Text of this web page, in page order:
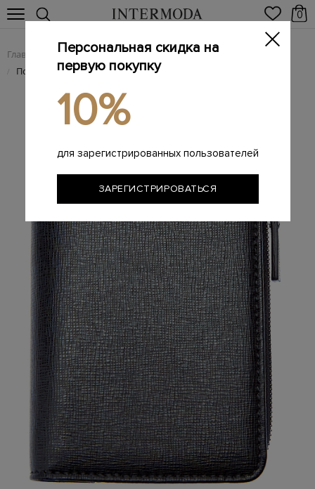
0
Главная Мужчинам / Аксессуары / Изделия из кожи
/ Портмоне из сафьяновой кожи с двумя отделениями
Персональная скидка на
первую покупку
10%
для зарегистрированных пользователей
ЗАРЕГИСТРИРОВАТЬСЯ